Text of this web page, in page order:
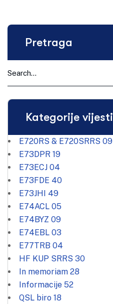
Pretraga
Kategorije vijesti
E720RS & E720SRRS 09
E73DPR 19
E73ECJ 04
E73FDE 40
E73JHI
49
E74ACL 05
E74BYZ 09
E74EBL 03
E77TRB 04
HF KUP SRRS 30
In memoriam 28
Informacije 52
QSL biro 18